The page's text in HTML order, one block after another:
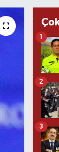
1
2
3